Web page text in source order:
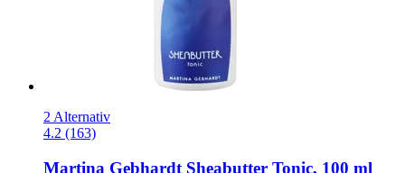
2 Alternativ
4.2 (163)
Martina Gebhardt Sheabutter Tonic, 100 ml